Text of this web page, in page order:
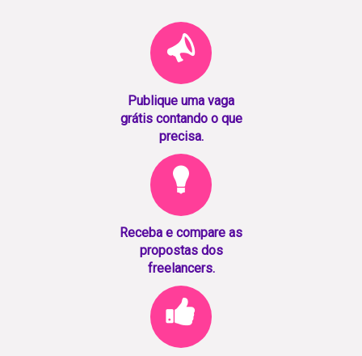
Publique uma vaga
grátis contando o que
precisa.
Receba e compare as
propostas dos
freelancers.